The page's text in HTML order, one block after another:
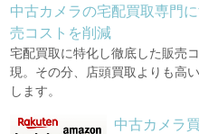
中古カメラの宅配買取専門
売コストを削減
宅配買取に特化し徹底した販売
現。その分、店頭買取よりも高
します。
中古カメラ